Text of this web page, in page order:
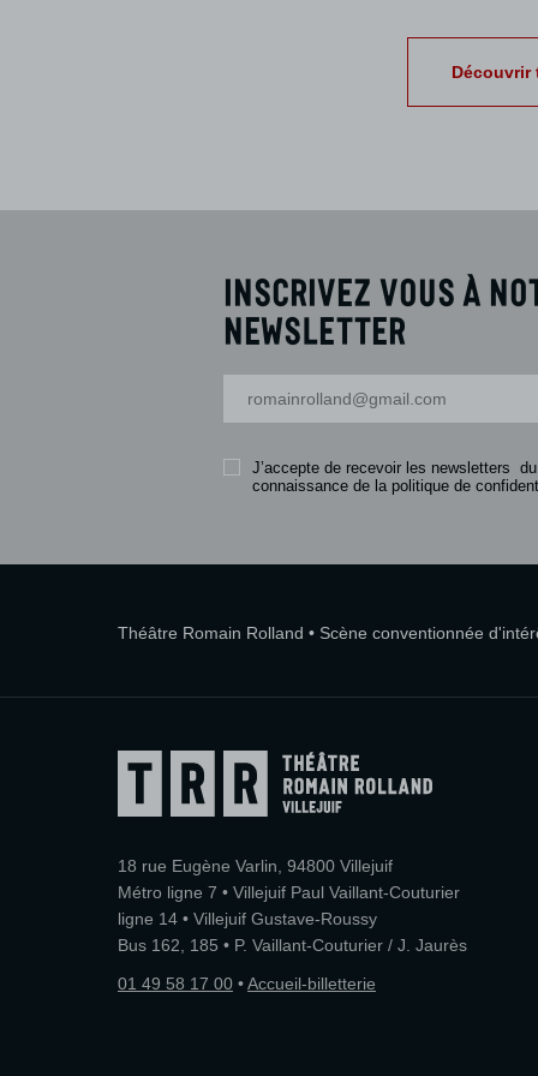
Découvrir
Inscrivez vous à
newsletter
J’accepte de recevoir les newsletters
connaissance de la politique de
Théâtre Romain Rolland • Scène conventionnée
18 rue Eugène Varlin, 94800 Villejuif
Métro ligne 7 • Villejuif Paul Vaillant-Couturier
ligne 14 • Villejuif Gustave-Roussy
Bus 162, 185 • P. Vaillant-Couturier / J. Jaurès
01 49 58 17 00 •Accueil-billetterie